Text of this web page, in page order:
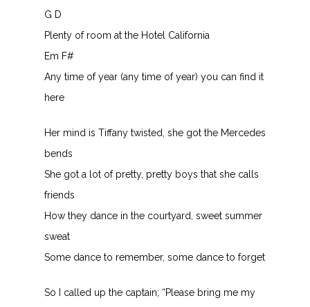
G D
Plenty of room at the Hotel California
Em F#
Any time of year (any time of year) you can find it
here
Her mind is Tiffany twisted, she got the Mercedes
bends
She got a lot of pretty, pretty boys that she calls
friends
How they dance in the courtyard, sweet summer
sweat
Some dance to remember, some dance to forget
So I called up the captain; “Please bring me my